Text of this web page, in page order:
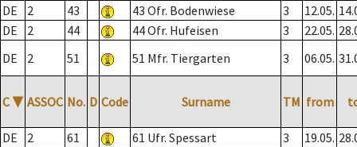
DE
2 43 43 Ofr. Bodenwiese 3 12.05.
DE
2 44 44 Ofr. Hufeisen 3 22.05.
DE
2 51 51 Mfr. Tiergarten 3 06.05.
C ▼ ASSOC No. D Code Surname TM from
DE 2 61 61 Ufr. Spessart 3 19.05.